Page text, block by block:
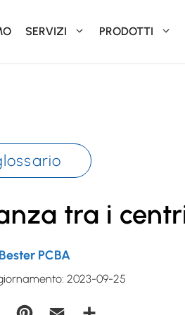
SERVIZI PRODOTTI
tra i
Bester PCBA
2023-09-25